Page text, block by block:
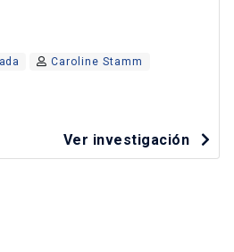
Caroline Stamm
Ver investigación